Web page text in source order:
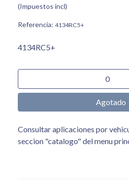
(Impuestos incl)
Referencia: 4134RC5+
4134RC5+
Agotado
Consultar aplicaciones por
seccion "catalogo" del menu